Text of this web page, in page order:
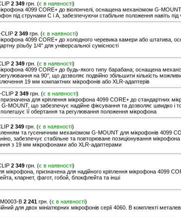
2 349 грн. (є в наявності)
4099 CORE+ до віолончелі, оснащена механізмом G-
під струнами C і A, забезпечуючи стабільне положення навіть
2 349 грн. (є в наявності)
4099 CORE+ до холодного черевика камери або штатива,
різьбу 1/4" для універсальної сумісності
2 349 грн. (є в наявності)
4099 CORE+ до будь-якого типу барабана; оснащена
на 90°, що дозволяє подвійно збільшити кількість
19 мм компактних мікрофонів або XLR-адаптерів
CLIP 2 349 грн. (є в наявності)
для кріплення мікрофона 4099 CORE+ до стандартних
MOUNT, що забезпечує надійне фіксування та дозволяє швидко і
її обертання та регулювання положення мікрофона
2 349 грн. (є в наявності)
та гусеничним механізмом G-MOUNT для мікрофонів 4099
забезпечує стабільне та повторюване позиціонування
з 19 мм мікрофонами або XLR-адаптерами
2 349 грн. (є в наявності)
мікрофона, призначена для надійного кріплення мікрофона 4099
кларнет, фагот, гобой, блокфлейта та інші
B 2 241 грн. (є в наявності)
для двох мініатюрних мікрофонів серії 4060. В комплекті